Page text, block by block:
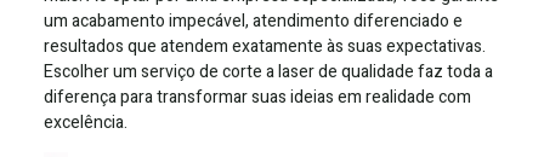
um acabamento impecável, atendimento diferenciado e
resultados que atendem exatamente às suas expectativas.
Escolher um serviço de corte a laser de qualidade faz toda a
diferença para transformar suas ideias em realidade com
excelência.